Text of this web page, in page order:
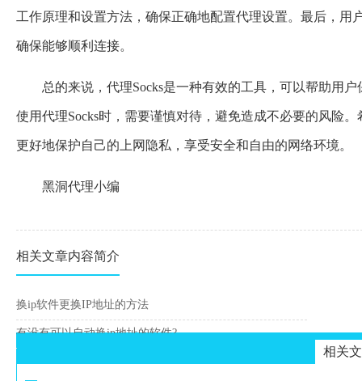
工作原理和设置方法，确保正确地配置代理设置。最后，用
确保能够顺利连接。
总的来说，代理Socks是一种有效的工具，可以帮助用
使用代理Socks时，需要谨慎对待，避免造成不必要的风险
更好地保护自己的上网隐私，享受安全和自由的网络环境。
黑洞代理小编
相关文章内容简介
换ip软件更换IP地址的方法
有没有可以自动换ip地址的软件?
相关